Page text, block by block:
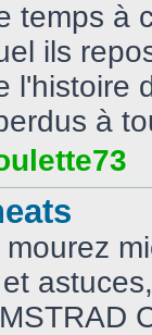
temps à
ils
l'histoire
à